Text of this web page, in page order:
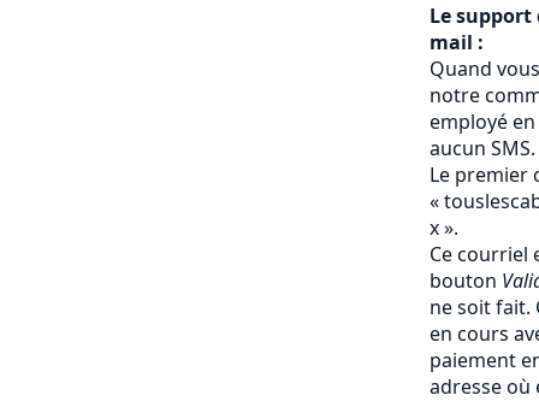
Le
mail :
Quand
notre
employé en
aucun SMS.
Le premier
«
x ».
Ce courriel
bouton
ne soit fait.
en cours
paiement
adresse où